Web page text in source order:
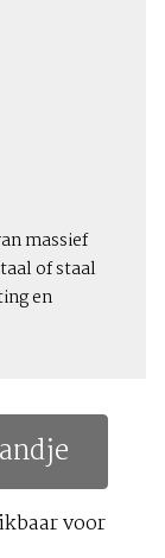
massief
of staal
en
voor